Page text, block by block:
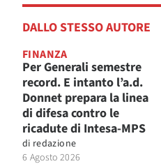
DALLO STESSO AUTORE
FINANZA
Per Generali semestre
record. E intanto l’a.d.
Donnet prepara la linea
di difesa contro le
ricadute di Intesa-MPS
di redazione
6 Agosto 2026